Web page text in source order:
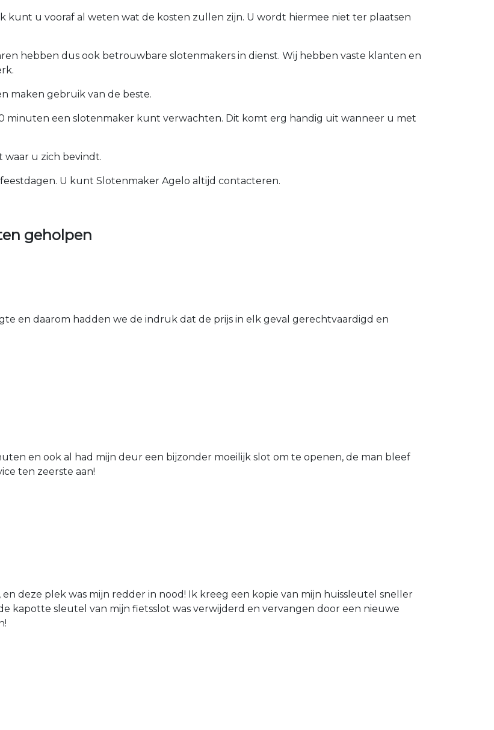
kunt u vooraf al weten wat de kosten zullen zijn. U wordt hiermee niet ter plaatsen
hebben dus ook betrouwbare slotenmakers in dienst. Wij hebben vaste klanten en
maken gebruik van de beste.
minuten een slotenmaker kunt verwachten. Dit komt erg handig uit wanneer u met
u zich bevindt.
U kunt Slotenmaker Agelo altijd contacteren.
geholpen
en daarom hadden we de indruk dat de prijs in elk geval gerechtvaardigd en
en ook al had mijn deur een bijzonder moeilijk slot om te openen, de man bleef
ten zeerste aan!
deze plek was mijn redder in nood! Ik kreeg een kopie van mijn huissleutel sneller
kapotte sleutel van mijn fietsslot was verwijderd en vervangen door een nieuwe